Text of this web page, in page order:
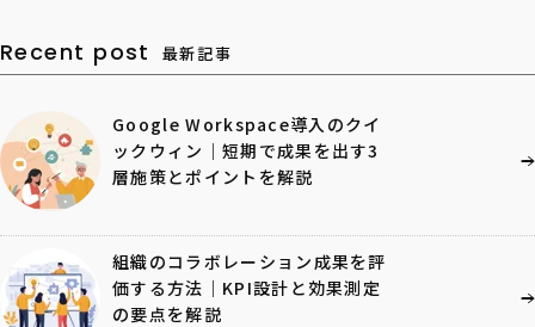
Recent post 最新記事
Google Workspace導入のクイ
ックウィン｜短期で成果を出す3
層施策とポイントを解説
組織のコラボレーション成果を評
価する方法｜KPI設計と効果測定
の要点を解説